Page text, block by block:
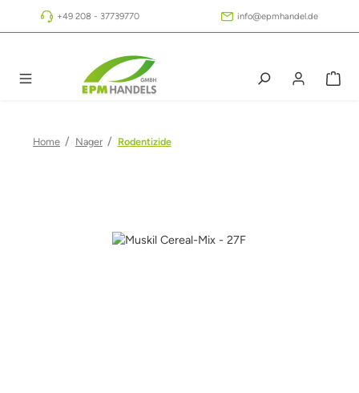
Zum Hauptinhalt springen
+49 208 - 37739770 info@epmhandel.de
Home / Nager / Rodentizide
Bildergalerie überspringen